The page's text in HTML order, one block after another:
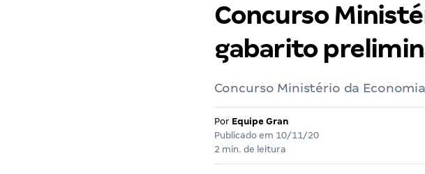
Concurso
gabarito
Concurso Ministério da
Por Equipe Gran
Publicado em 10/11/20
2 min. de leitura